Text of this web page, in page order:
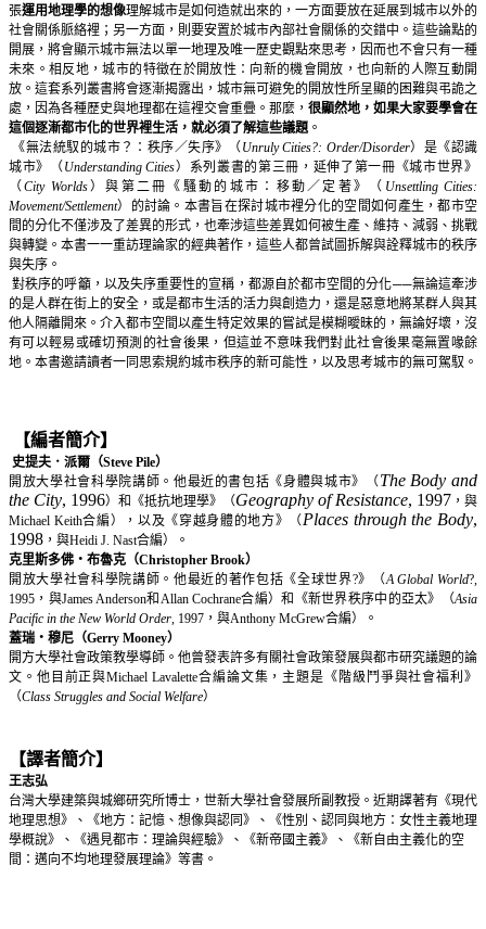
張運用地理學的想像理解城市是如何造就出來的，一方面要放在延展到城市以外的
社會關係脈絡裡；另一方面，則要安置於城市內部社會關係的交錯中。這些論點的
開展，將會顯示城市無法以單一地理及唯一歷史觀點來思考，因而也不會只有一種
未來。相反地，城市的特徵在於開放性：向新的機會開放，也向新的人際互動開
放。這套系列叢書將會逐漸揭露出，城市無可避免的開放性所呈顯的困難與弔詭之
處，因為各種歷史與地理都在這裡交會重疊。那麼， 很顯然地，如果大家要學會在
這個逐漸都市化的世界裡生活，就必須了解這些議題 。
《無法統馭的城市？：秩序／失序》（Unruly Cities?: Order/Disorder）是《認識
城市》（Understanding Cities）系列叢書的第三冊，延伸了第一冊《城市世界》
（City Worlds）與第二冊《騷動的城市：移動／定著》（ Unsettling Cities:
Movement/Settlement）的討論。本書旨在探討城市裡分化的空間如何產生，都市空
間的分化不僅涉及了差異的形式，也牽涉這些差異如何被生產、維持、減弱、挑戰
與轉變。本書一一重訪理論家的經典著作，這些人都曾試圖拆解與詮釋城市的秩序
與失序。
對秩序的呼籲，以及失序重要性的宣稱，都源自於都市空間的分化──無論這牽涉
的是人群在街上的安全，或是都市生活的活力與創造力，還是惡意地將某群人與其
他人隔離開來。介入都市空間以產生特定效果的嘗試是模糊曖昧的，無論好壞，沒
有可以輕易或確切預測的社會後果，但這並不意味我們對此社會後果毫無置喙餘
地。本書邀請讀者一同思索規約城市秩序的新可能性，以及思考城市的無可駕馭。
【編者簡介】
史提夫．派爾（Steve Pile）
開放大學社會科學院講師。他最近的書包括《身體與城市》（The Body and
the City, 1996）和《抵抗地理學》（Geography of Resistance, 1997 ，與
Michael Keith合編），以及《穿越身體的地方》（Places through the Body,
1998 ，與Heidi J. Nast合編）。
克里斯多佛‧布魯克（Christopher Brook）
開放大學社會科學院講師。他最近的著作包括《全球世界?》（A Global World?,
1995，與James Anderson和Allan Cochrane合編）和《新世界秩序中的亞太》（Asia
Pacific in the New World Order, 1997，與Anthony McGrew合編）。
蓋瑞‧穆尼（Gerry Mooney）
開方大學社會政策教學導師。他曾發表許多有關社會政策發展與都市研究議題的論
文。他目前正與Michael Lavalette合編論文集，主題是《階級鬥爭與社會福利》
（Class Struggles and Social Welfare）
【譯者簡介】
王志弘
台灣大學建築與城鄉研究所博士，世新大學社會發展所副教授。近期譯著有《現代
地理思想》、《地方：記憶、想像與認同》、《性別、認同與地方：女性主義地理
學概說》、《遇見都市：理論與經驗》、《新帝國主義》、《新自由主義化的空
間：邁向不均地理發展理論》等書。